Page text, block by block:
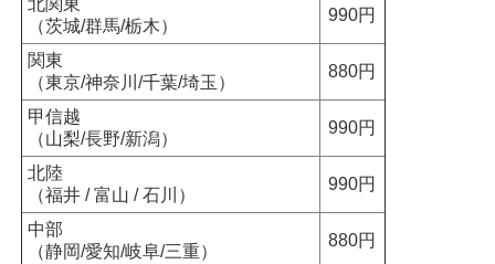
（茨城/群馬/栃木）
990円
関東
（東京/神奈川/千葉/埼玉）
880円
甲信越
（山梨/長野/新潟）
990円
北陸
（福井 / 富山 / 石川）
990円
中部
（静岡/愛知/岐阜/三重）
880円